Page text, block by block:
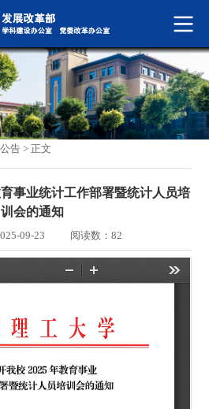
告 > 正文
事业统计工作部署暨统计人员培
训会的通知
09-23 阅读数： 82